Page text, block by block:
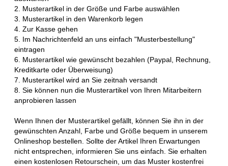
2. Musterartikel in der Größe und Farbe auswählen
3. Musterartikel in den Warenkorb legen
4. Zur Kasse gehen
5. Im Nachrichtenfeld an uns einfach "Musterbestellung"
eintragen
6. Musterartikel wie gewünscht bezahlen (Paypal, Rechnung,
Kreditkarte oder Überweisung)
7. Musterartikel wird an Sie zeitnah versandt
8. Sie können nun die Musterartikel von Ihren Mitarbeitern
anprobieren lassen
Wenn Ihnen der Musterartikel gefällt, können Sie ihn in der
gewünschten Anzahl, Farbe und Größe bequem in unserem
Onlineshop bestellen. Sollte der Artikel Ihren Erwartungen
nicht entsprechen, informieren Sie uns einfach. Sie erhalten
einen kostenlosen Retourschein, um das Muster kostenfrei